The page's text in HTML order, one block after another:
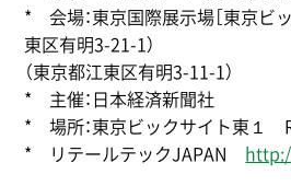
* 会場：東京国際展示場［東京ビッ
東区有明3-21-1）
（東京都江東区有明3-11-1）
* 主催：日本経済新聞社
* 場所：東京ビックサイト東１
* リテールテックJAPAN